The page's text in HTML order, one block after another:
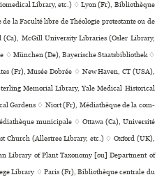
Library, etc.) ♢ Lyon (Fr), Bibliothèque
la Faculté libre de Théologie pro­tes­tante ou de
(Ca), McGill University Libraries (Osler Library,
München (De), Bayerische Staatsbibliothek ♢
(Fr), Musée Dobrée ♢ New Haven, CT (USA),
Memorial Library, Yale Medical Historical
Gardens ♢ Niort (Fr), Médiathèque de la com­
muni­ci­pale ♢ Ottawa (Ca), Université
Church (Allestree Library, etc.) ♢ Oxford (UK),
Library of Plant Taxonomy [ou] Department of
Library ♢ Paris (Fr), Bibliothèque cen­trale du